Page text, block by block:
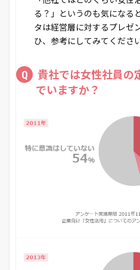
る？」というのも気になる
タは経営層に対するプレゼ
ひ、参考にしてみてください
Q
貴社では女性社員の
でいますか？